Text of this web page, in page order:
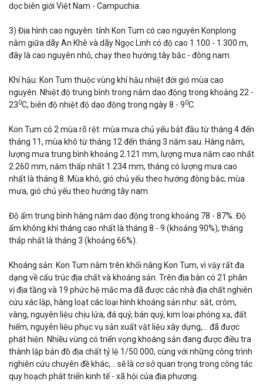
dọc biên giới Việt Nam - Campuchia.
3) Địa hình cao nguyên: tỉnh Kon Tum có cao nguyên Konplong
nằm giữa dãy An Khê và dãy Ngọc Linh có độ cao 1.100 - 1.300 m,
đây là cao nguyên nhỏ, chạy theo hướng tây bắc - đông nam.
Khí hậu: Kon Tum thuộc vùng khí hậu nhiệt đới gió mùa cao
nguyên. Nhiệt độ trung bình trong năm dao động trong khoảng 22 -
230C, biên độ nhiệt độ dao động trong ngày 8 - 90C.
Kon Tum có 2 mùa rõ rệt: mùa mưa chủ yếu bắt đầu từ tháng 4 đến
tháng 11, mùa khô từ tháng 12 đến tháng 3 năm sau. Hàng năm,
lượng mưa trung bình khoảng 2.121 mm, lượng mưa năm cao nhất
2.260 mm, năm thấp nhất 1.234 mm, tháng có lượng mưa cao
nhất là tháng 8. Mùa khô, gió chủ yếu theo hướng đông bắc; mùa
mưa, gió chủ yếu theo hướng tây nam.
Độ ẩm trung bình hàng năm dao động trong khoảng 78 - 87%. Độ
ẩm không khí tháng cao nhất là tháng 8 - 9 (khoảng 90%), tháng
thấp nhất là tháng 3 (khoảng 66%).
Khoáng sản: Kon Tum nằm trên khối nâng Kon Tum, vì vậy rất đa
dạng về cấu trúc địa chất và khoáng sản. Trên địa bàn có 21 phân
vị địa tầng và 19 phức hệ mắc ma đã được các nhà địa chất nghiên
cứu xác lập, hàng loạt các loại hình khoáng sản như: sắt, crôm,
vàng, nguyên liệu chịu lửa, đá quý, bán quý, kim loại phóng xạ, đất
hiếm, nguyên liệu phục vụ sản xuất vật liệu xây dựng,... đã được
phát hiện. Nhiều vùng có triển vọng khoáng sản đang được điều tra
thành lập bản đồ địa chất tỷ lệ 1/50.000, cùng với những công trình
nghiên cứu chuyên đề khác,... sẽ là cơ sở quan trọng trong công tác
quy hoạch phát triển kinh tế - xã hội của địa phương.